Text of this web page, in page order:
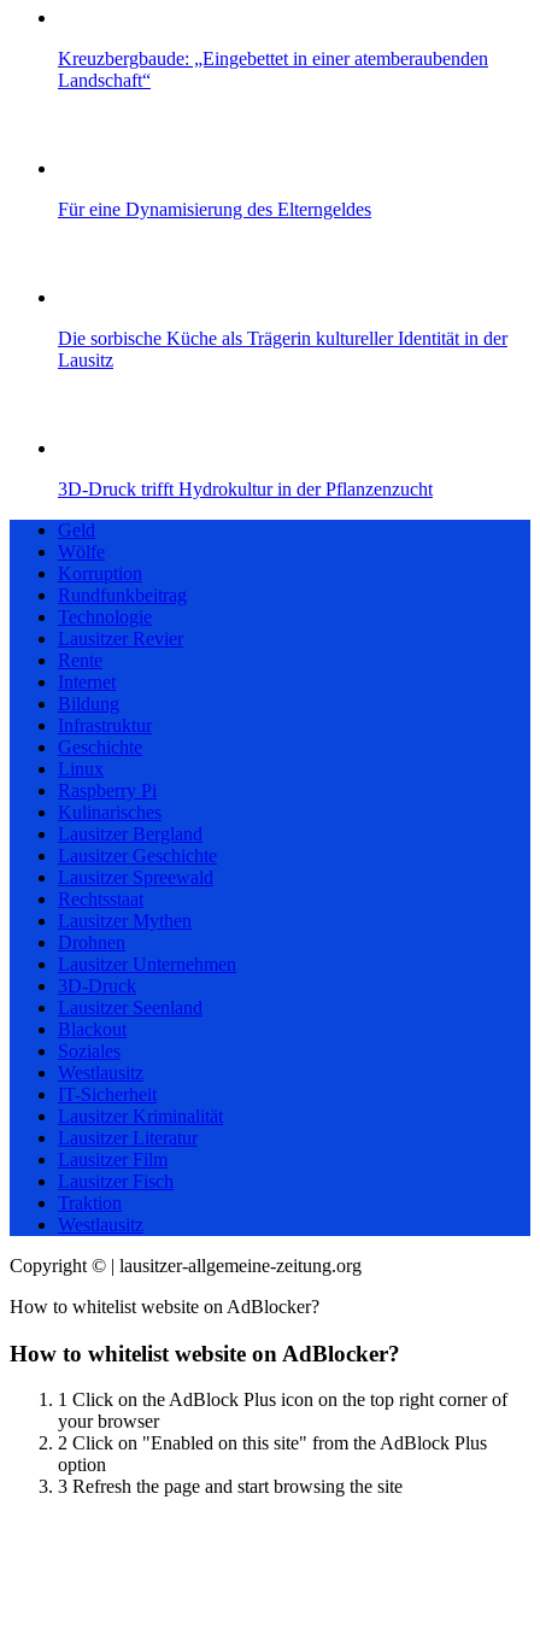
Kreuzbergbaude: „Eingebettet in einer atemberaubenden
Landschaft“
Für eine Dynamisierung des Elterngeldes
Die sorbische Küche als Trägerin kultureller Identität in der
Lausitz
3D‑Druck trifft Hydrokultur in der Pflanzenzucht
Geld
Wölfe
Korruption
Rundfunkbeitrag
Technologie
Lausitzer Revier
Rente
Internet
Bildung
Infrastruktur
Geschichte
Linux
Raspberry Pi
Kulinarisches
Lausitzer Bergland
Lausitzer Geschichte
Lausitzer Spreewald
Rechtsstaat
Lausitzer Mythen
Drohnen
Lausitzer Unternehmen
3D-Druck
Lausitzer Seenland
Blackout
Soziales
Westlausitz
IT-Sicherheit
Lausitzer Kriminalität
Lausitzer Literatur
Lausitzer Film
Lausitzer Fisch
Traktion
Westlausitz
Copyright © | lausitzer-allgemeine-zeitung.org
How to whitelist website on AdBlocker?
How to whitelist website on AdBlocker?
1 Click on the AdBlock Plus icon on the top right corner of
your browser
2 Click on "Enabled on this site" from the AdBlock Plus
option
3 Refresh the page and start browsing the site